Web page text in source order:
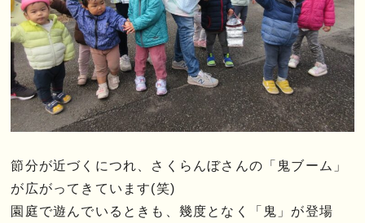
節分が近づくにつれ、さくらんぼさんの「鬼ブーム」
が広がってきています(笑)
園庭で遊んでいるときも、幾度となく「鬼」が登場